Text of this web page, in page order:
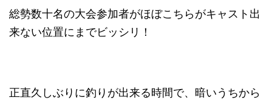
総勢数十名の大会参加者がほぼこちらがキャスト出
来ない位置にまでビッシリ！
正直久しぶりに釣りが出来る時間で、暗いうちから